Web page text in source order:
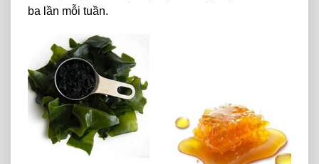
ba lần mỗi tuần.